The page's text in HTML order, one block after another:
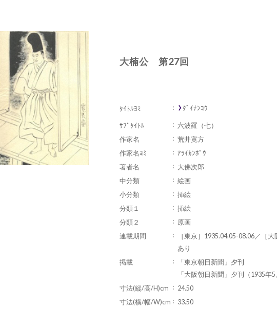
大楠公 第27回
ﾀｲﾄﾙﾖﾐ ﾀﾞｲﾅﾝｺｳ
ｻﾌﾞﾀｲﾄﾙ
六波羅（七）
作家名
荒井寛方
作家名ﾖﾐ
ｱﾗｲｶﾝﾎﾟｳ
著者名
大佛次郎
中分類
絵画
小分類
挿絵
分類１
挿絵
分類２
原画
連載期間
［東京］1935.04.05-08.06／［
あり
掲載
「東京朝日新聞」夕刊
「大阪朝日新聞」夕刊（1935年
寸法(縦/高/H)cm
24.50
寸法(横/幅/W)cm
33.50